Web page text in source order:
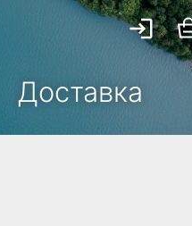
Доставка